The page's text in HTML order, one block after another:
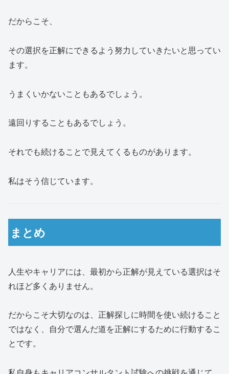
だからこそ、
その選択を正解にできるよう努力していきたいと思ってい
ます。
うまくいかないこともあるでしょう。
遠回りすることもあるでしょう。
それでも続けることで見えてくるものがあります。
私はそう信じています。
まとめ
人生やキャリアには、最初から正解が見えている選択はそ
れほど多くありません。
だからこそ大切なのは、正解探しに時間を使い続けること
ではなく、自分で選んだ道を正解にするために行動するこ
とです。